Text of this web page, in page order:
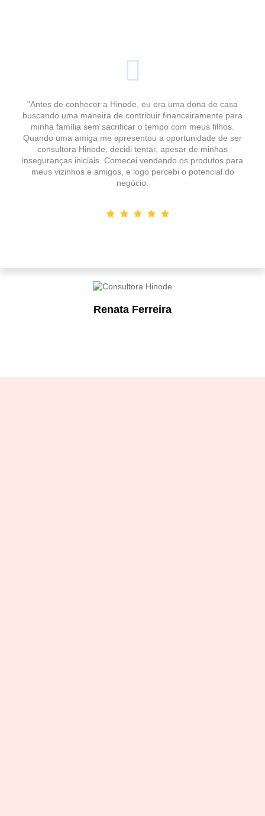
Renata Ferreira
"Antes de conhecer a Hinode, eu era uma dona de casa
buscando uma maneira de contribuir financeiramente para
minha família sem sacrificar o tempo com meus filhos.
Quando uma amiga me apresentou a oportunidade de ser
consultora Hinode, decidi tentar, apesar de minhas
inseguranças iniciais. Comecei vendendo os produtos para
meus vizinhos e amigos, e logo percebi o potencial do
negócio.